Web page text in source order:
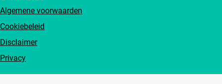
Algemene voorwaarden
Cookiebeleid
Disclaimer
Privacy